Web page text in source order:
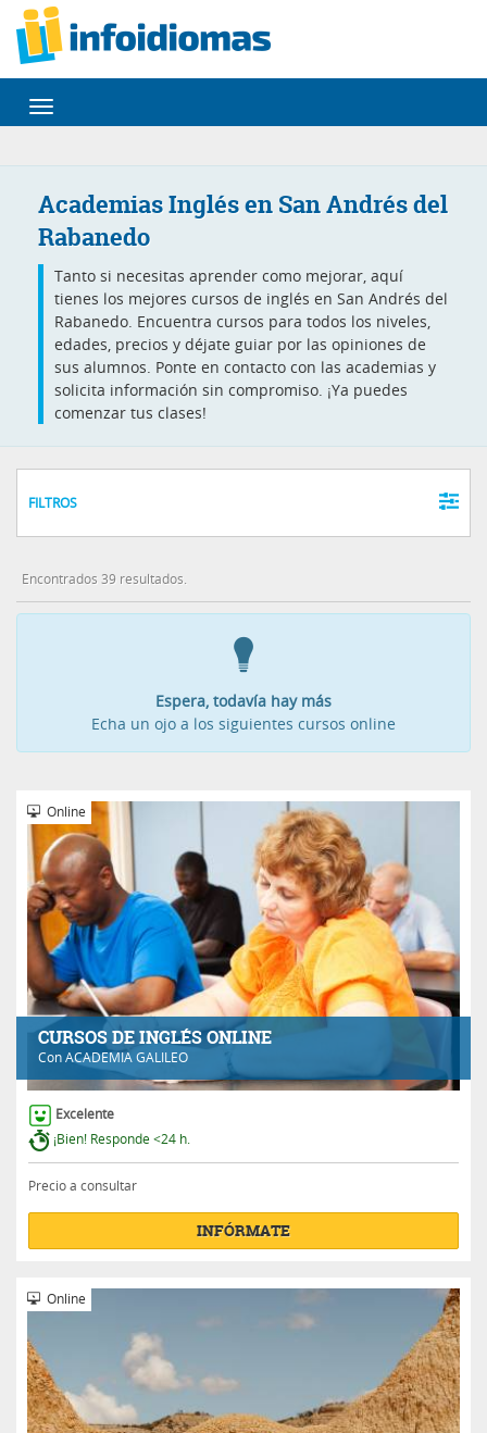
Desplegar
navegación
Academias Inglés en San Andrés del
Rabanedo
Tanto si necesitas aprender como mejorar, aquí
tienes los mejores cursos de inglés en San Andrés del
Rabanedo. Encuentra cursos para todos los niveles,
edades, precios y déjate guiar por las opiniones de
sus alumnos. Ponte en contacto con las academias y
solicita información sin compromiso. ¡Ya puedes
comenzar tus clases!
FILTROS
Encontrados 39 resultados.
Espera, todavía hay más
Echa un ojo a los siguientes cursos online
CURSOS DE INGLÉS ONLINE
ConACADEMIA GALILEO
Online
Excelente
¡Bien! Responde <24 h.
Precio a consultar
INFÓRMATE
Online